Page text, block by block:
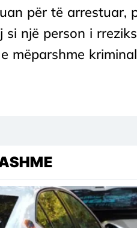
për të arrestuar,
si një person i
mëparshme